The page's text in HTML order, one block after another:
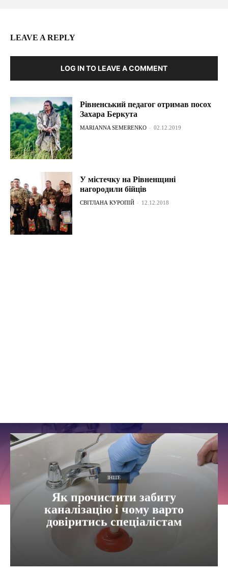
LEAVE A REPLY
LOG IN TO LEAVE A COMMENT
Рівненський педагог отримав посох
Захара Беркута
MARIANNA SEMERENKO - 02.12.2019
У містечку на Рівненщині
нагородили бійців
СВІТЛАНА КУРОПІЙ - 12.12.2018